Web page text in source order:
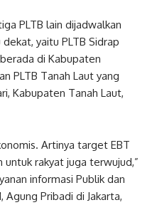
PLTB lain dijadwalkan
yaitu PLTB Sidrap
di Kabupaten
PLTB Tanah Laut yang
Kabupaten Tanah Laut,
Artinya target EBT
rakyat juga terwujud,”
informasi Publik dan
Agung Pribadi di Jakarta,